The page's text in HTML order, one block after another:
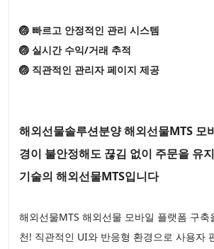
🏐 빠르고 안정적인 관리 시스템
🏐 실시간 수익/거래 추적
🏐 직관적인 관리자 페이지 제공
해외선물솔루션분양 해외선물MTS 모
경이 불안정해도 끊김 없이 주문을 유
기술의 해외선물MTS입니다
해외선물MTS 해외선물 모바일 플랫폼 구축
천! 직관적인 UI와 반응형 환경으로 사용자